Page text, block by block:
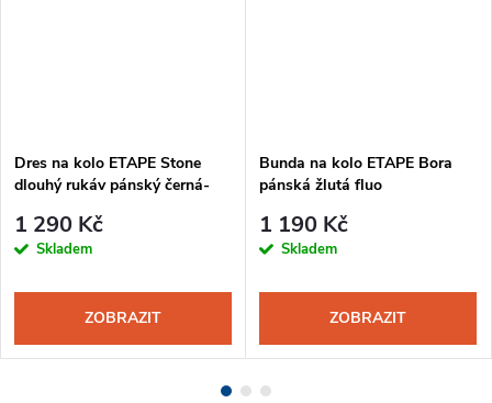
Dres na kolo ETAPE Stone
dlouhý rukáv pánský černá-
1 290 Kč
Skladem
ZOBRAZIT
Bunda na kolo ETAPE Bora
pánská žlutá fluo
1 190 Kč
Skladem
ZOBRAZIT